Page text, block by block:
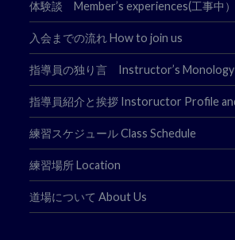
体験談 Member’s experiences(工事中）
入会までの流れ How to join us
指導員の独り言 Instructor’s Monology
指導員紹介と挨拶 Instoructor Profile
練習スケジュール Class Schedule
練習場所 Location
道場について About Us